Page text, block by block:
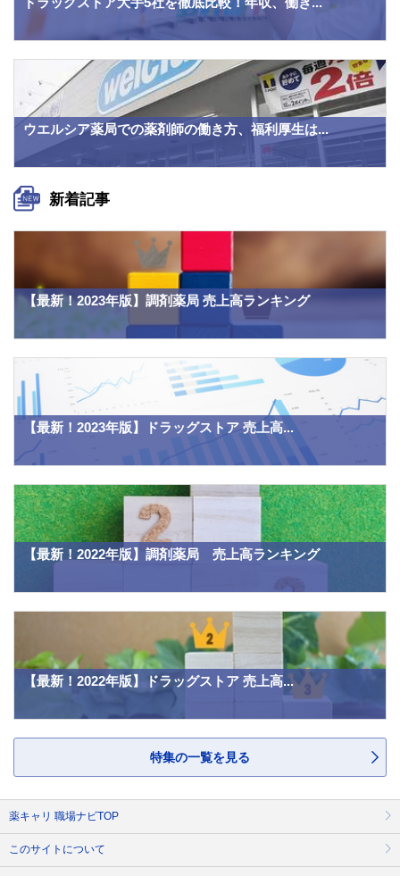
ウエルシア薬局での薬剤師の働き方、福利厚生は...
新着記事
【最新！2023年版】調剤薬局 売上高ランキング
【最新！2023年版】ドラッグストア 売上高...
【最新！2022年版】調剤薬局 売上高ランキング
【最新！2022年版】ドラッグストア 売上高...
特集の一覧を見る
薬キャリ 職場ナビTOP
このサイトについて